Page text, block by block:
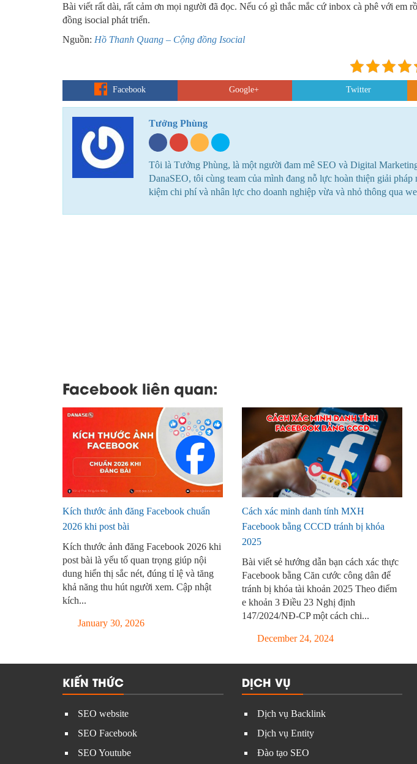
Bài viết rất dài, rất cảm ơn mọi người đã đọc. Nếu có gì thắc mắc cứ inbox cà phê với em
đồng isocial phát triển.
Nguồn: Hồ Thanh Quang – Cộng đồng Isocial
Facebook Google+ Twitter
Tưởng Phùng
Tôi là Tưởng Phùng, là một người đam mê SEO và Digital
DanaSEO, tôi cùng team của mình đang nỗ lực hoàn thiện giải pháp
kiệm chi phí và nhân lực cho doanh nghiệp vừa và nhỏ thông qua
Facebook liên quan:
Kích thước ảnh đăng Facebook chuẩn
2026 khi post bài
Kích thước ảnh đăng Facebook 2026 khi
post bài là yếu tố quan trọng giúp nội
dung hiển thị sắc nét, đúng tỉ lệ và tăng
khả năng thu hút người xem. Cập nhật
kích...
January 30, 2026
Cách xác minh danh tính MXH
Facebook bằng CCCD tránh bị khóa
2025
Bài viết sẻ hướng dẫn bạn cách xác thực
Facebook bằng Căn cước công dân để
tránh bị khóa tài khoản 2025 Theo điểm
e khoản 3 Điều 23 Nghị định
147/2024/NĐ-CP một cách chi...
December 24, 2024
KIẾN THỨC
SEO website
SEO Facebook
SEO Youtube
DỊCH VỤ
Dịch vụ Backlink
Dịch vụ Entity
Đào tạo SEO